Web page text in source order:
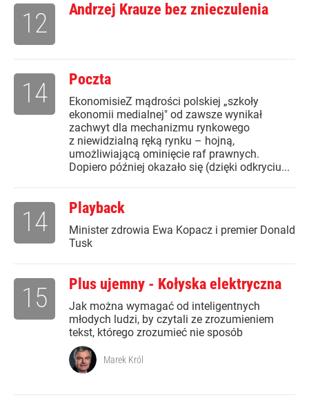
Andrzej Krauze bez znieczulenia
12
Poczta
EkonomisieZ mądrości polskiej „szkoły
ekonomii medialnej" od zawsze wynikał
zachwyt dla mechanizmu rynkowego
z niewidzialną ręką rynku – hojną,
umożliwiającą ominięcie raf prawnych.
Dopiero później okazało się (dzięki odkryciu...
14
Playback
Minister zdrowia Ewa Kopacz i premier Donald
Tusk
14
Plus ujemny - Kołyska elektryczna
Jak można wymagać od inteligentnych
młodych ludzi, by czytali ze zrozumieniem
tekst, którego zrozumieć nie sposób
15
Marek Król